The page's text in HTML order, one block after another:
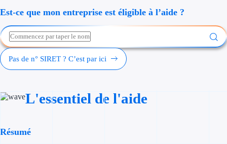
Création
Cession
Est-ce que mon entreprise est éligible à l’aide ?
Pas de n° SIRET ? C’est par ici
L'essentiel de l'aide
Résumé